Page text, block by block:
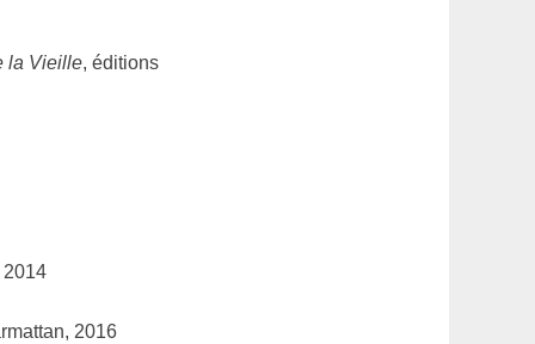
la Vieille, éditions
2014
2016